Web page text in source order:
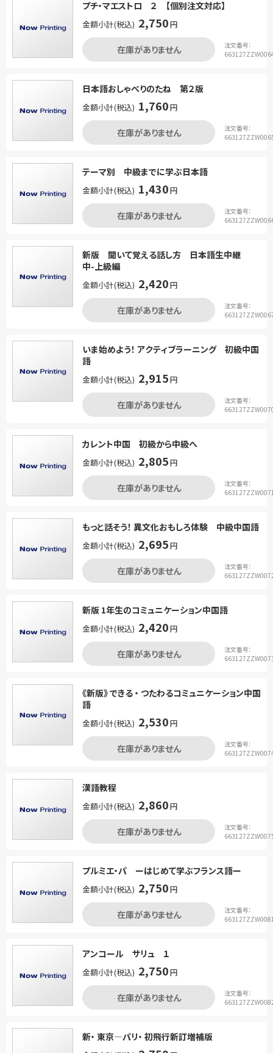
プチ・マエストロ ２ 【個別注文対応】
金額小計(税込) 2,750円
在庫がありません
注文番号：
日本語おしゃべりのたね 第２版
金額小計(税込) 1,760円
在庫がありません
注文番号：
テーマ別 中級までに学ぶ日本語
金額小計(税込) 1,430円
在庫がありません
注文番号：
新版 聞いて覚える話し方 日本語生中継
中-上級編
金額小計(税込) 2,420円
在庫がありません
注文番号：
いま始めよう！ アクティブラーニング 初級中国
語
金額小計(税込) 2,915円
在庫がありません
注文番号：
カレント中国 初級から中級へ
金額小計(税込) 2,805円
在庫がありません
注文番号：
もっと話そう！ 異文化おもしろ体験 中級中国語
金額小計(税込) 2,695円
在庫がありません
注文番号：
新版 1年生のコミュニケーション中国語
金額小計(税込) 2,420円
在庫がありません
注文番号：
《新版》 できる ・ つたわるコミュニケーション中国
語
金額小計(税込) 2,530円
在庫がありません
注文番号：
漢語教程
金額小計(税込) 2,860円
在庫がありません
注文番号：
プルミエ・パ ーはじめて学ぶフランス語ー
金額小計(税込) 2,750円
在庫がありません
注文番号：
アンコール サリュ １
金額小計(税込) 2,750円
在庫がありません
注文番号：
新・ 東京―パリ・ 初飛行新訂増補版